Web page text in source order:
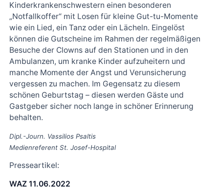
Kinderkrankenschwestern einen besonderen
„Notfallkoffer“ mit Losen für kleine Gut-tu-Momente
wie ein Lied, ein Tanz oder ein Lächeln. Eingelöst
können die Gutscheine im Rahmen der regelmäßigen
Besuche der Clowns auf den Stationen und in den
Ambulanzen, um kranke Kinder aufzuheitern und
manche Momente der Angst und Verunsicherung
vergessen zu machen. Im Gegensatz zu diesem
schönen Geburtstag – diesen werden Gäste und
Gastgeber sicher noch lange in schöner Erinnerung
behalten.
Dipl.-Journ. Vassilios Psaltis
Medienreferent St. Josef-Hospital
Presseartikel:
WAZ 11.06.2022